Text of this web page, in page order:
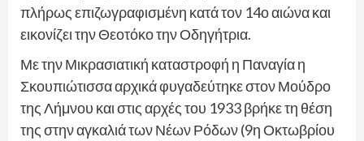
πλήρως επιζωγραφισμένη κατά τον 14ο αιώνα και
εικονίζει την Θεοτόκο την Οδηγήτρια.
Με την Μικρασιατική καταστροφή η Παναγία η
Σκουπιώτισσα αρχικά φυγαδεύτηκε στον Μούδρο
της Λήμνου και στις αρχές του 1933 βρήκε τη θέση
της στην αγκαλιά των Νέων Ρόδων (9η Οκτωβρίου